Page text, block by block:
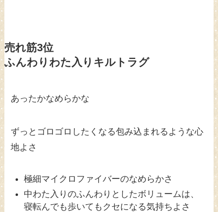
売れ筋3位
ふんわりわた入りキルトラグ
あったかなめらかな
ずっとゴロゴロしたくなる包み込まれるような心
地よさ
極細マイクロファイバーのなめらかさ
中わた入りのふんわりとしたボリュームは、
寝転んでも歩いてもクセになる気持ちよさ